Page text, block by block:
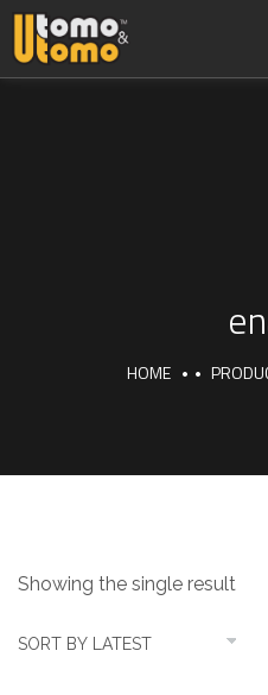
HOME
Showing the single result